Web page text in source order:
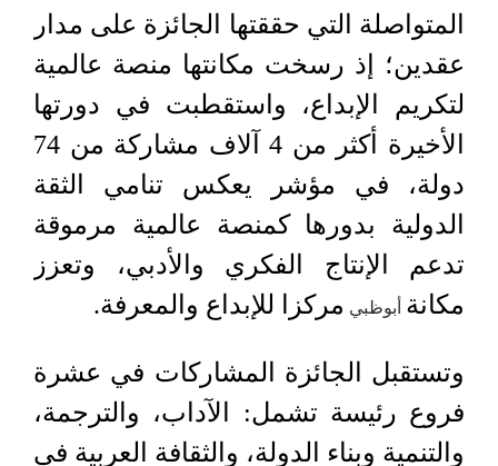
المتواصلة التي حققتها الجائزة على مدار
عقدين؛ إذ رسخت مكانتها منصة عالمية
لتكريم الإبداع، واستقطبت في دورتها
الأخيرة أكثر من 4 آلاف مشاركة من 74
دولة، في مؤشر يعكس تنامي الثقة
الدولية بدورها كمنصة عالمية مرموقة
تدعم الإنتاج الفكري والأدبي، وتعزز
مكانة أبوظبي مركزا للإبداع والمعرفة.
وتستقبل الجائزة المشاركات في عشرة
فروع رئيسة تشمل: الآداب، والترجمة،
والتنمية وبناء الدولة، والثقافة العربية في